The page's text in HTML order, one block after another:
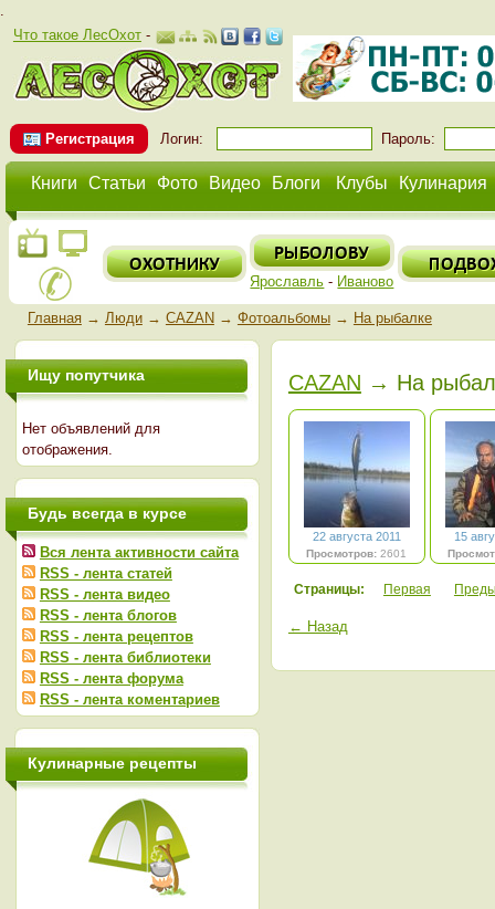
.
Что такое ЛесОхот-
Регистрация Логин: Пароль:
Книги Статьи Фото Видео Блоги Клубы Кулинария
Ярославль - Иваново
Главная→ Люди→ CAZAN → Фотоальбомы→ На рыбалке
CAZAN → На
22 августа 2011
Просмотров: 2601
15
Страницы: Первая
← Назад
Ищу попутчика
Нет объявлений для
отображения.
Будь всегда в курсе
Вся лента активности сайта
RSS - лента статей
RSS - лента видео
RSS - лента блогов
RSS - лента рецептов
RSS - лента библиотеки
RSS - лента форума
RSS - лента коментариев
Кулинарные рецепты